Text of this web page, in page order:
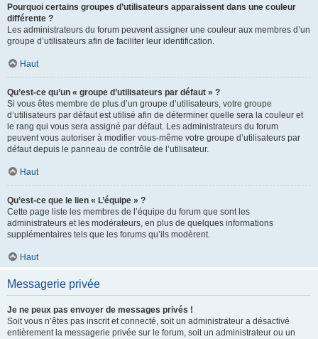
Pourquoi certains groupes d’utilisateurs apparaissent dans une couleur
différente ?
Les administrateurs du forum peuvent assigner une couleur aux membres d’un
groupe d’utilisateurs afin de faciliter leur identification.
Haut
Qu’est-ce qu’un « groupe d’utilisateurs par défaut » ?
Si vous êtes membre de plus d’un groupe d’utilisateurs, votre groupe
d’utilisateurs par défaut est utilisé afin de déterminer quelle sera la couleur et
le rang qui vous sera assigné par défaut. Les administrateurs du forum
peuvent vous autoriser à modifier vous-même votre groupe d’utilisateurs par
défaut depuis le panneau de contrôle de l’utilisateur.
Haut
Qu’est-ce que le lien « L’équipe » ?
Cette page liste les membres de l’équipe du forum que sont les
administrateurs et les modérateurs, en plus de quelques informations
supplémentaires tels que les forums qu’ils modèrent.
Haut
Messagerie privée
Je ne peux pas envoyer de messages privés !
Soit vous n’êtes pas inscrit et connecté, soit un administrateur a désactivé
entièrement la messagerie privée sur le forum, soit un administrateur ou un